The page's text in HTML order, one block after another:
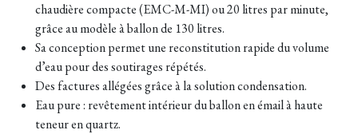
chaudière compacte (EMC-M-MI) ou 20 litres par minute,
grâce au modèle à ballon de 130 litres.
Sa conception permet une reconstitution rapide du volume
d’eau pour des soutirages répétés.
Des factures allégées grâce à la solution condensation.
Eau pure : revêtement intérieur du ballon en émail à haute
teneur en quartz.